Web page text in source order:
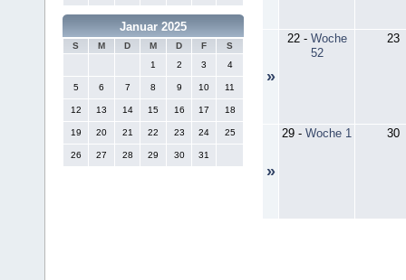
Januar 2025
S M D M D F
S
1
2 3 4
5 6 7 8 9 10 11
12 13 14 15 16 17 18
19 20 21 22 23 24 25
26 27 28 29 30 31
»
22- Woche
52
23
»
29 - Woche 1 30